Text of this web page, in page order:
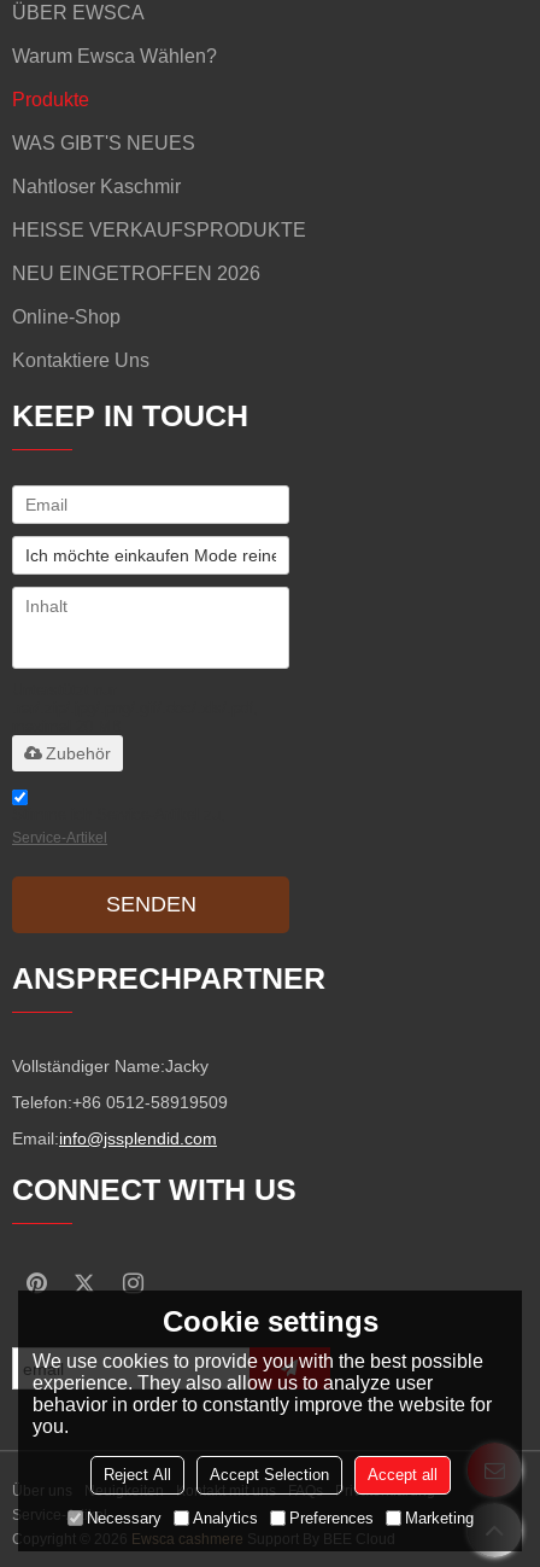
ÜBER EWSCA
Warum Ewsca Wählen?
Produkte
WAS GIBT'S NEUES
Nahtloser Kaschmir
HEISSE VERKAUFSPRODUKTE
NEU EINGETROFFEN 2026
Online-Shop
Kontaktiere Uns
KEEP IN TOUCH
Zubehör
Service-Artikel
SENDEN
ANSPRECHPARTNER
Vollständiger Name:Jacky
Telefon:+86 0512-58919509
Email:info@jssplendid.com
CONNECT WITH US
Über uns Neuigkeiten Kontakt mit uns FAQs
Privaterklärung
Service-Artikel
Copyright © 2026 Ewsca cashmere Support By BEE Cloud
Cookie settings
We use cookies to provide you with the best possible
experience. They also allow us to analyze user
behavior in order to constantly improve the website for
you.
Reject All Accept Selection Accept all
Necessary Analytics Preferences Marketing